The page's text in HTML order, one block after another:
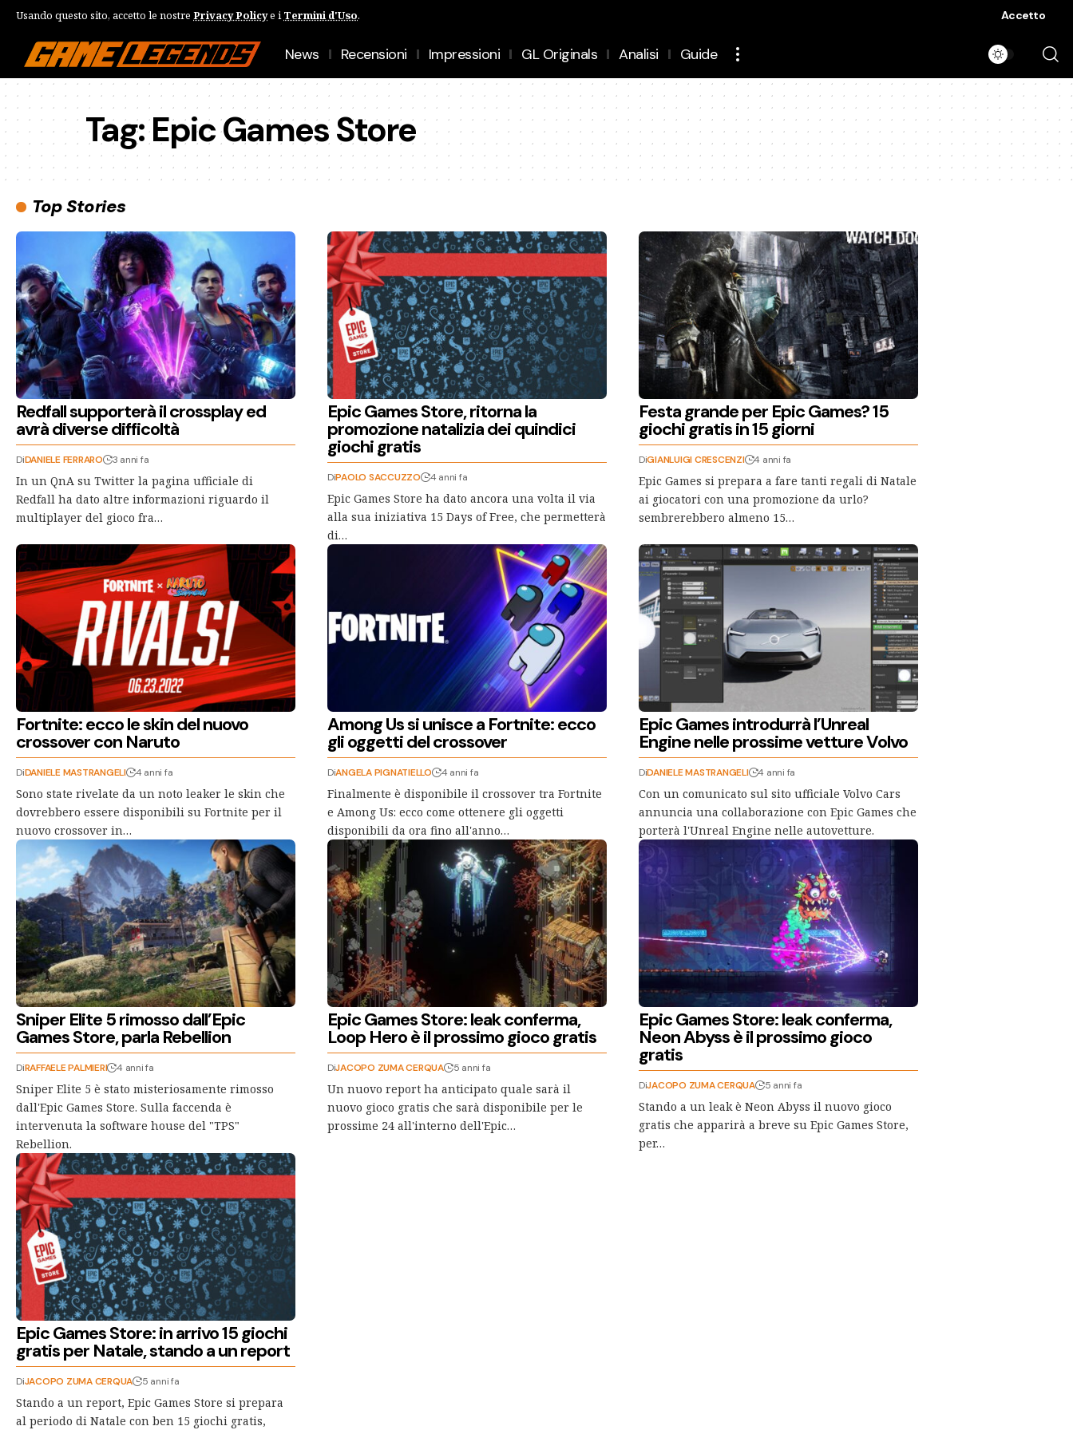
Usando questo sito, accetto le nostre Privacy Policye i Termini d'Uso. Accetto
News Recensioni Impressioni GL Originals Analisi Guide
Tag:Epic Games Store
Top Stories
Redfall supporterà il crossplay ed
avrà diverse difficoltà
DiDANIELE FERRARO 3 anni fa
In un QnA su Twitter la pagina ufficiale di
Redfall ha dato altre informazioni riguardo il
multiplayer del gioco fra…
Epic Games Store, ritorna la
promozione natalizia dei quindici
giochi gratis
DiPAOLO SACCUZZO 4 anni fa
Epic Games Store ha dato ancora una volta il via
alla sua iniziativa 15 Days of Free, che permetterà
di…
Festa grande per Epic Games? 15
giochi gratis in 15 giorni
DiGIANLUIGI CRESCENZI 4 anni fa
Epic Games si prepara a fare tanti regali di Natale
ai giocatori con una promozione da urlo?
sembrerebbero almeno 15…
Fortnite: ecco le skin del nuovo
crossover con Naruto
DiDANIELE MASTRANGELI 4 anni fa
Sono state rivelate da un noto leaker le skin che
dovrebbero essere disponibili su Fortnite per il
nuovo crossover in…
Among Us si unisce a Fortnite: ecco
gli oggetti del crossover
DiANGELA PIGNATIELLO 4 anni fa
Finalmente è disponibile il crossover tra Fortnite
e Among Us: ecco come ottenere gli oggetti
disponibili da ora fino all'anno…
Epic Games introdurrà l’Unreal
Engine nelle prossime vetture Volvo
DiDANIELE MASTRANGELI 4 anni fa
Con un comunicato sul sito ufficiale Volvo Cars
annuncia una collaborazione con Epic Games che
porterà l'Unreal Engine nelle autovetture.
Sniper Elite 5 rimosso dall’Epic
Games Store, parla Rebellion
DiRAFFAELE PALMIERI 4 anni fa
Sniper Elite 5 è stato misteriosamente rimosso
dall'Epic Games Store. Sulla faccenda è
intervenuta la software house del "TPS"
Rebellion.
Epic Games Store: leak conferma,
Loop Hero è il prossimo gioco gratis
DiJACOPO ZUMA CERQUA 5 anni fa
Un nuovo report ha anticipato quale sarà il
nuovo gioco gratis che sarà disponibile per le
prossime 24 all'interno dell'Epic…
Epic Games Store: leak conferma,
Neon Abyss è il prossimo gioco
gratis
DiJACOPO ZUMA CERQUA 5 anni fa
Stando a un leak è Neon Abyss il nuovo gioco
gratis che apparirà a breve su Epic Games Store,
per…
Epic Games Store: in arrivo 15 giochi
gratis per Natale, stando a un report
DiJACOPO ZUMA CERQUA 5 anni fa
Stando a un report, Epic Games Store si prepara
al periodo di Natale con ben 15 giochi gratis,